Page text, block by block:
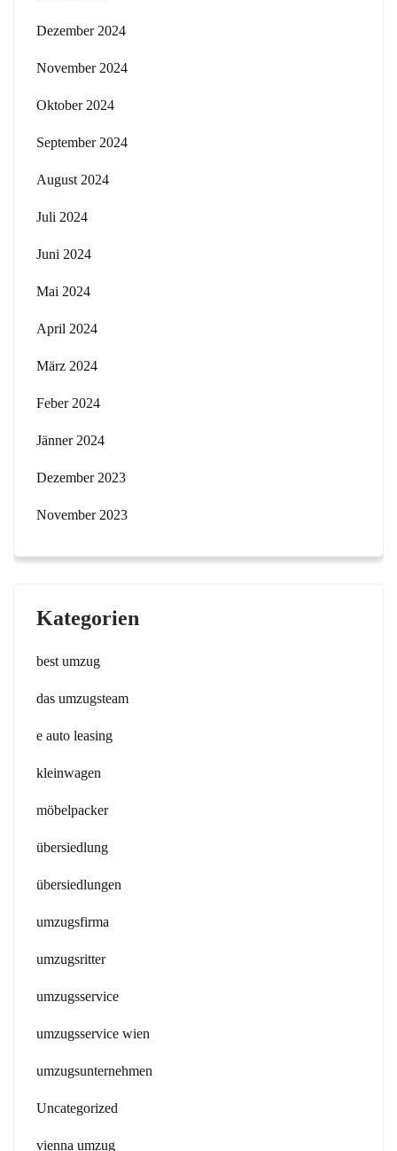
Dezember 2024
November 2024
Oktober 2024
September 2024
August 2024
Juli 2024
Juni 2024
Mai 2024
April 2024
März 2024
Feber 2024
Jänner 2024
Dezember 2023
November 2023
Kategorien
best umzug
das umzugsteam
e auto leasing
kleinwagen
möbelpacker
übersiedlung
übersiedlungen
umzugsfirma
umzugsritter
umzugsservice
umzugsservice wien
umzugsunternehmen
Uncategorized
vienna umzug